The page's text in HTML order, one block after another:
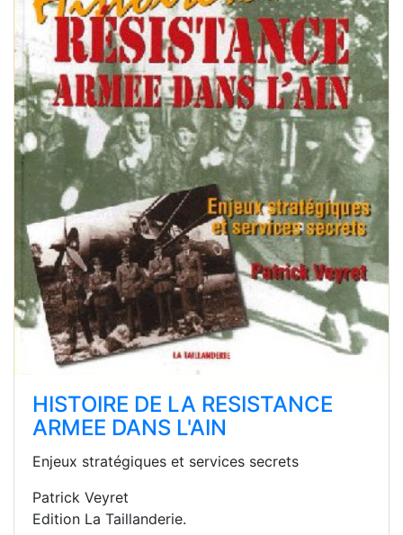
HISTOIRE DE LA RESISTANCE
ARMEE DANS L'AIN
Enjeux stratégiques et services secrets
Patrick Veyret
Edition La Taillanderie.